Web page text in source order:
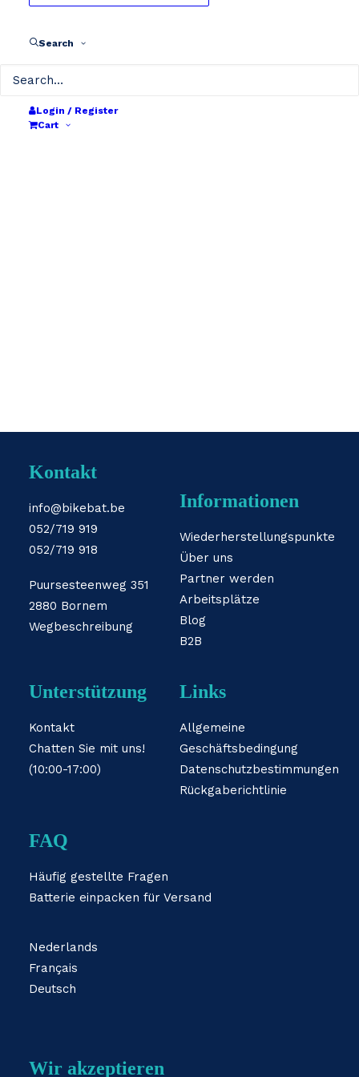
Search
Login / Register
Cart
Kontakt
info@bikebat.be
052/719 919
052/719 918
Puursesteenweg 351
2880 Bornem
Wegbeschreibung
Informationen
Wiederherstellungspunkte
Über uns
Partner werden
Arbeitsplätze
Blog
B2B
Unterstützung
Kontakt
Chatten Sie mit uns!
(10:00-17:00)
Links
Allgemeine
Geschäftsbedingung
Datenschutzbestimmungen
Rückgaberichtlinie
FAQ
Häufig gestellte Fragen
Batterie einpacken für Versand
Nederlands
Français
Deutsch
Wir akzeptieren